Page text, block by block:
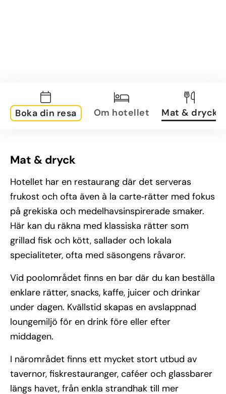
Boka din resa Om hotellet Mat & dryck
Mat & dryck
Hotellet har en restaurang där det serveras
frukost och ofta även à la carte‑rätter med fokus
på grekiska och medelhavsinspirerade smaker.
Här kan du räkna med klassiska rätter som
grillad fisk och kött, sallader och lokala
specialiteter, ofta med säsongens råvaror.
Vid poolområdet finns en bar där du kan beställa
enklare rätter, snacks, kaffe, juicer och drinkar
under dagen. Kvällstid skapas en avslappnad
loungemiljö för en drink före eller efter
middagen.
I närområdet finns ett mycket stort utbud av
tavernor, fiskrestauranger, caféer och glassbarer
längs havet, från enkla strandhak till mer